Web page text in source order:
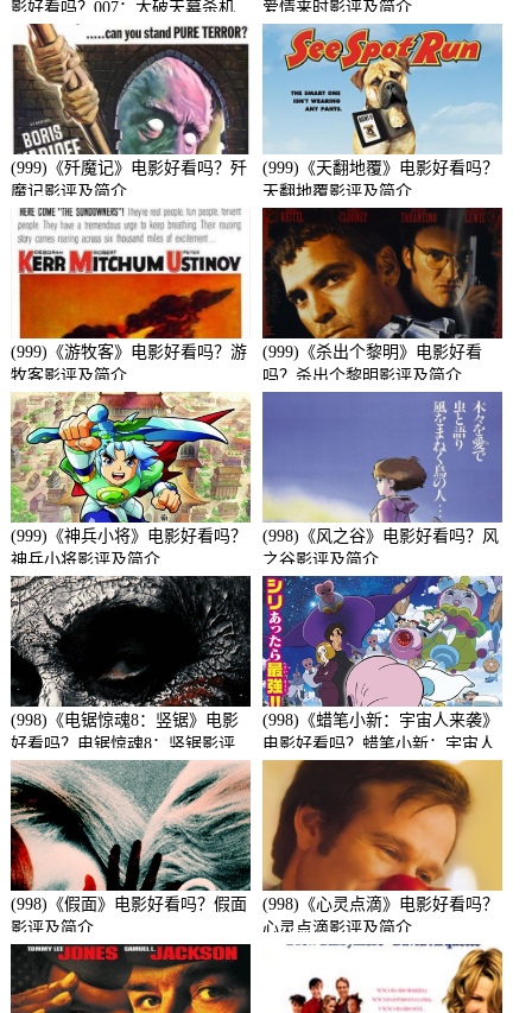
影好看吗？007：大破天幕杀机
影评及简介
爱情来时影评及简介
(999)《歼魔记》电影好看吗？歼
魔记影评及简介
(999)《天翻地覆》电影好看吗？
天翻地覆影评及简介
(999)《游牧客》电影好看吗？游
牧客影评及简介
(999)《杀出个黎明》电影好看
吗？杀出个黎明影评及简介
(999)《神兵小将》电影好看吗？
神兵小将影评及简介
(998)《风之谷》电影好看吗？风
之谷影评及简介
(998)《电锯惊魂8：竖锯》电影
好看吗？电锯惊魂8：竖锯影评
及简介
(998)《蜡笔小新：宇宙人来袭》
电影好看吗？蜡笔小新：宇宙人
来袭影评及简介
(998)《假面》电影好看吗？假面
影评及简介
(998)《心灵点滴》电影好看吗？
心灵点滴影评及简介